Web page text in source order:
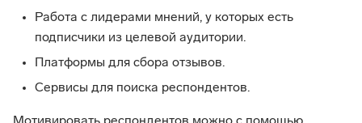
Работа с лидерами мнений, у которых есть
подписчики из целевой аудитории.
Платформы для сбора отзывов.
Сервисы для поиска респондентов.